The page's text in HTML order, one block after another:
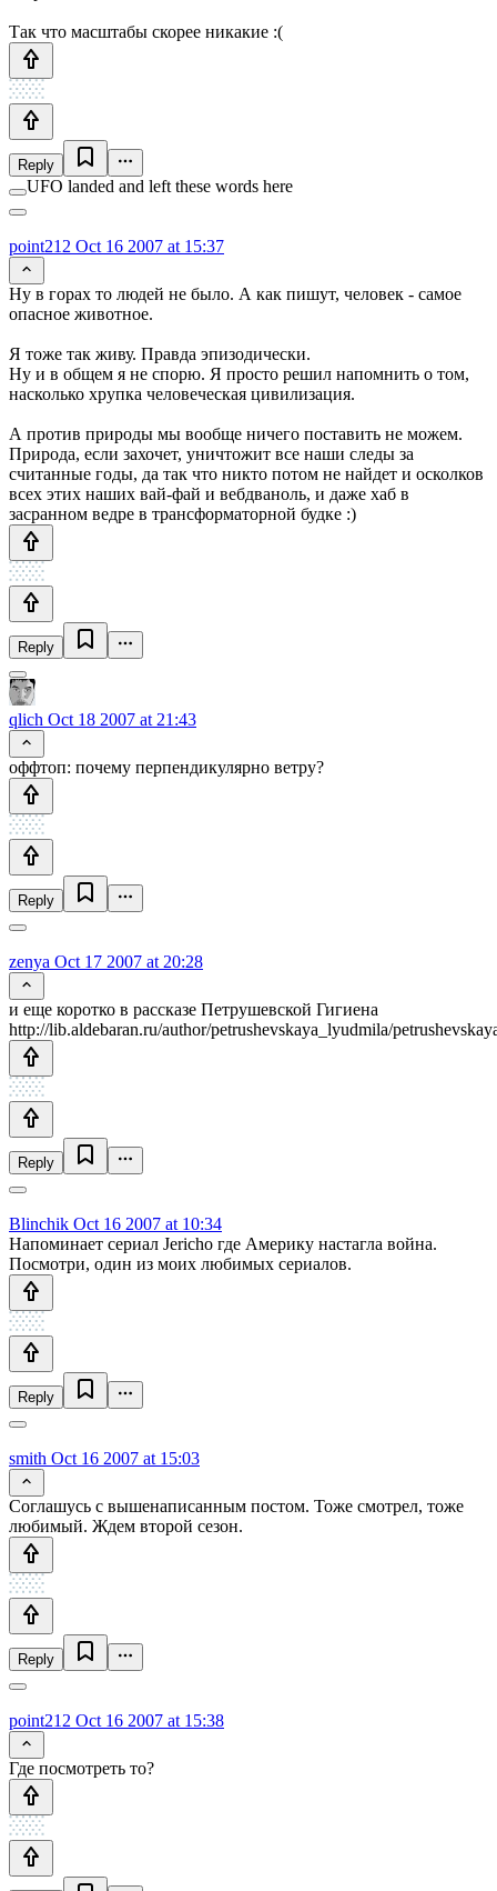
Так что масштабы скорее никакие :(
Reply
UFO landed and left these words here
point212 Oct 16 2007 at 15:37
Ну в горах то людей не было. А как пишут, человек - самое
опасное животное.
Я тоже так живу. Правда эпизодически.
Ну и в общем я не спорю. Я просто решил напомнить о том,
насколько хрупка человеческая цивилизация.
А против природы мы вообще ничего поставить не можем.
Природа, если захочет, уничтожит все наши следы за
считанные годы, да так что никто потом не найдет и осколков
всех этих наших вай-фай и вебдваноль, и даже хаб в
засранном ведре в трансформаторной будке :)
Reply
qlich Oct 18 2007 at 21:43
оффтоп: почему перпендикулярно ветру?
Reply
zenya Oct 17 2007 at 20:28
и еще коротко в рассказе Петрушевской Гигиена
http://lib.aldebaran.ru/author/petrushevskaya_lyudmila/
Reply
Blinchik Oct 16 2007 at 10:34
Напоминает сериал Jericho где Америку настагла война.
Посмотри, один из моих любимых сериалов.
Reply
smith Oct 16 2007 at 15:03
Соглашусь с вышенаписанным постом. Тоже смотрел, тоже
любимый. Ждем второй сезон.
Reply
point212 Oct 16 2007 at 15:38
Где посмотреть то?